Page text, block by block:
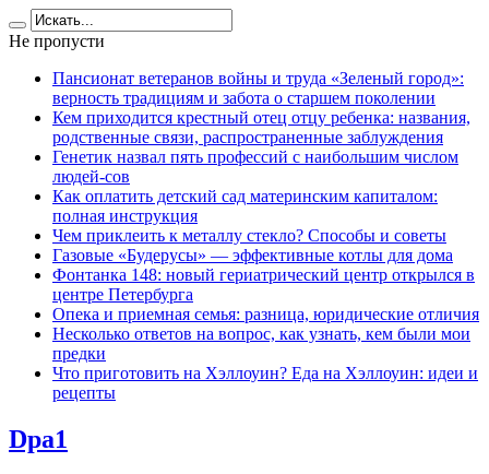
Не пропусти
Пансионат ветеранов войны и труда «Зеленый город»:
верность традициям и забота о старшем поколении
Кем приходится крестный отец отцу ребенка: названия,
родственные связи, распространенные заблуждения
Генетик назвал пять профессий с наибольшим числом
людей-сов
Как оплатить детский сад материнским капиталом:
полная инструкция
Чем приклеить к металлу стекло? Способы и советы
Газовые «Будерусы» — эффективные котлы для дома
Фонтанка 148: новый гериатрический центр открылся в
центре Петербурга
Опека и приемная семья: разница, юридические отличия
Несколько ответов на вопрос, как узнать, кем были мои
предки
Что приготовить на Хэллоуин? Еда на Хэллоуин: идеи и
рецепты
Dpa1